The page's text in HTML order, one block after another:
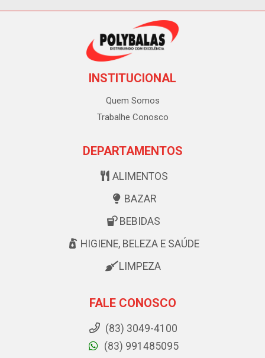
INSTITUCIONAL
Quem Somos
Trabalhe Conosco
DEPARTAMENTOS
ALIMENTOS
BAZAR
BEBIDAS
HIGIENE, BELEZA E SAÚDE
LIMPEZA
FALE CONOSCO
(83) 3049-4100
(83) 991485095